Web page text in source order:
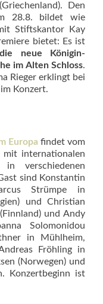
Den
28.8. bildet wie
Stiftskantor Kay
bietet: Es ist
neue Königin-
im Alten Schloss.
Rieger erklingt bei
Konzert.
Europa findet vom
internationalen
verschiedenen
sind Konstantin
Strümpe in
und Christian
und Andy
Solomonidou
in Mühlheim,
Fröhling in
(Norwegen) und
Konzertbeginn ist